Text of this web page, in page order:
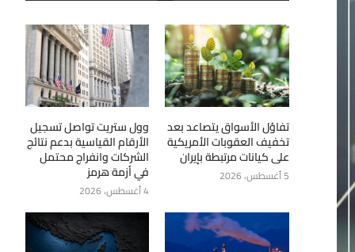
تفاؤل الأسواق يتصاعد بعد
تخفيف العقوبات الأمريكية
على كيانات مرتبطة بإيران
5 أغسطس، 2026
وول ستريت تواصل تسجيل
الأرقام القياسية بدعم نتائج
الشركات وانفراج محتمل
في أزمة هرمز
4 أغسطس، 2026